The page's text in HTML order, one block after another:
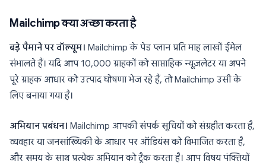
Mailchimp क्या अच्छा करता है
बड़े पैमाने पर वॉल्यूम। Mailchimp के पेड प्लान प्रति माह लाखों ईमेल
संभालते हैं। यदि आप 10,000 ग्राहकों को साप्ताहिक न्यूज़लेटर या अपने
पूरे ग्राहक आधार को उत्पाद घोषणा भेज रहे हैं, तो Mailchimp उसी के
लिए बनाया गया है।
अभियान प्रबंधन। Mailchimp आपकी संपर्क सूचियों को संग्रहीत करता है,
व्यवहार या जनसांख्यिकी के आधार पर ऑडियंस को विभाजित करता है,
और समय के साथ प्रत्येक अभियान को ट्रैक करता है। आप विषय पंक्तियों